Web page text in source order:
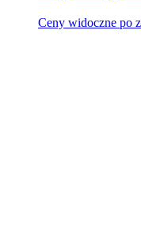
Ceny widoczne po